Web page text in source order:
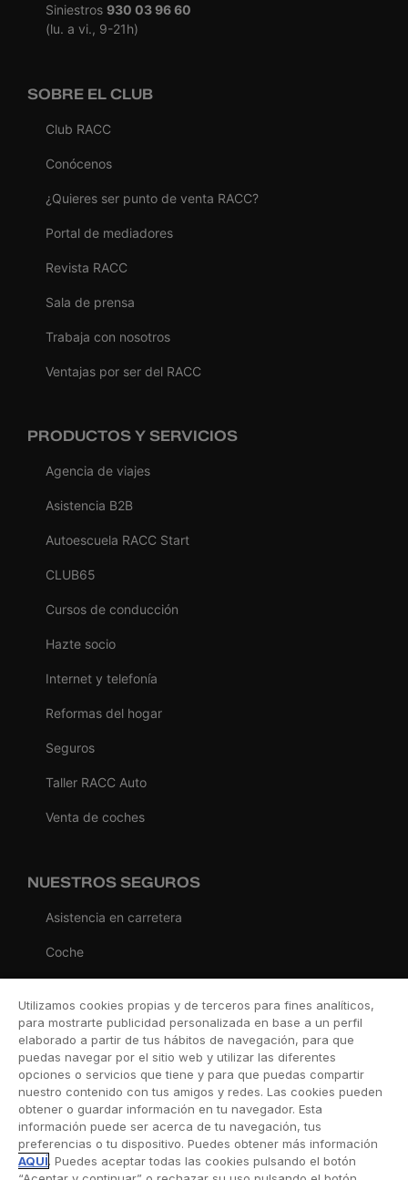
Siniestros 930 03 96 60
(lu. a vi., 9-21h)
SOBRE EL CLUB
Club RACC
Conócenos
¿Quieres ser punto de venta RACC?
Portal de mediadores
Revista RACC
Sala de prensa
Trabaja con nosotros
Ventajas por ser del RACC
PRODUCTOS Y SERVICIOS
Agencia de viajes
Asistencia B2B
Autoescuela RACC Start
CLUB65
Cursos de conducción
Hazte socio
Internet y telefonía
Reformas del hogar
Seguros
Taller RACC Auto
Venta de coches
NUESTROS SEGUROS
Asistencia en carretera
Coche
Viaje
Hogar
Vida
Decesos
Dental
Utilizamos cookies propias y de terceros para fines analíticos,
para mostrarte publicidad personalizada en base a un perfil
elaborado a partir de tus hábitos de navegación, para que
puedas navegar por el sitio web y utilizar las diferentes
opciones o servicios que tiene y para que puedas compartir
nuestro contenido con tus amigos y redes. Las cookies pueden
obtener o guardar información en tu navegador. Esta
información puede ser acerca de tu navegación, tus
preferencias o tu dispositivo. Puedes obtener más información
AQUÍ. Puedes aceptar todas las cookies pulsando el botón